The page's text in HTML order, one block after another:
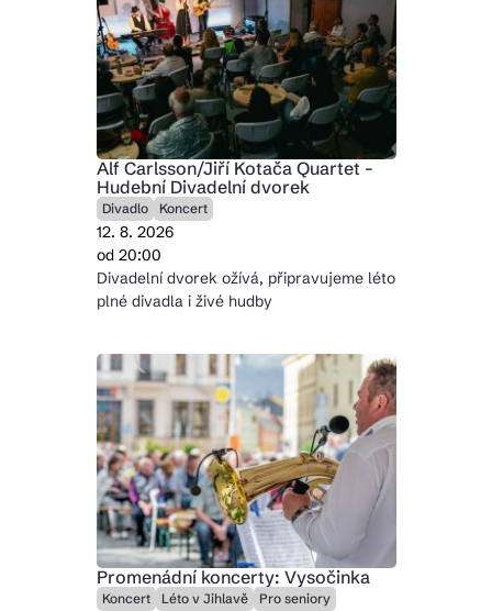
Alf Carlsson/Jiří Kotača Quartet -
Hudební Divadelní dvorek
Divadlo Koncert
12. 8. 2026
od 20:00
Divadelní dvorek ožívá, připravujeme léto
plné divadla i živé hudby
Promenádní koncerty: Vysočinka
Koncert Léto v Jihlavě Pro seniory